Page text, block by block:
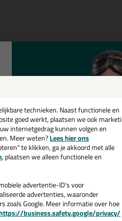
Specificaties
Penseel
Zwart in nr. 16 / 16mm breed
en kenmerken van dit product?Lees
technieken. Naast functionele en
goed werkt, plaatsen we ook
internetgedrag kunnen volgen en
Meer weten?Lees hier ons
te klikken, ga je akkoord met alle
, plaatsen we alleen functionele en
advertentie-ID’s voor
advertenties, waaronder
zoals Google. Meer informatie over hoe
business.safety.google/privacy/